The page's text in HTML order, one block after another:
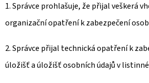
1. Správce prohlašuje, že přijal veškerá
organizační opatření k zabezpečení
2. Správce přijal technická opatření k
úložišť a úložišť osobních údajů v